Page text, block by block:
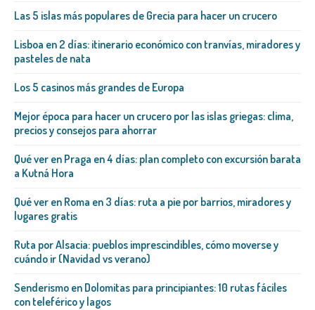
Las 5 islas más populares de Grecia para hacer un crucero
Lisboa en 2 días: itinerario económico con tranvías, miradores y
pasteles de nata
Los 5 casinos más grandes de Europa
Mejor época para hacer un crucero por las islas griegas: clima,
precios y consejos para ahorrar
Qué ver en Praga en 4 días: plan completo con excursión barata
a Kutná Hora
Qué ver en Roma en 3 días: ruta a pie por barrios, miradores y
lugares gratis
Ruta por Alsacia: pueblos imprescindibles, cómo moverse y
cuándo ir (Navidad vs verano)
Senderismo en Dolomitas para principiantes: 10 rutas fáciles
con teleférico y lagos